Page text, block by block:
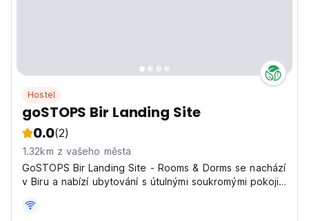
Hostel
goSTOPS Bir Landing Site
0.0(2)
1.32km z vašeho města
GoSTOPS Bir Landing Site - Rooms & Dorms se nachází
v Biru a nabízí ubytování s útulnými soukromými pokoji